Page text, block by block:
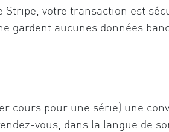
votre transaction est
gardent aucunes données
cours pour une série) une
vous, dans la langue de